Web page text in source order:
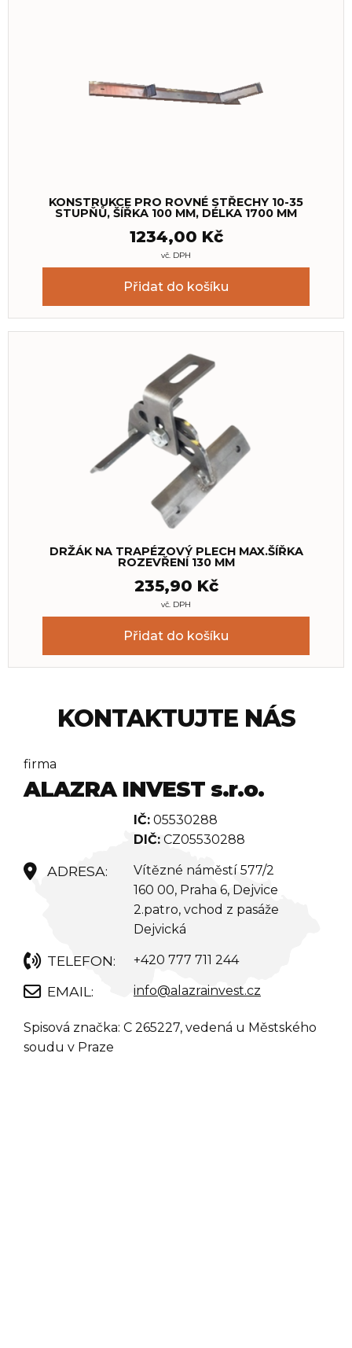
KONSTRUKCE PRO ROVNÉ STŘECHY 10-35
STUPŇŮ, ŠÍŘKA 100 MM, DÉLKA 1700 MM
1234,00 Kč
vč. DPH
Přidat do košíku
DRŽÁK NA TRAPÉZOVÝ PLECH MAX.ŠÍŘKA
ROZEVŘENÍ 130 MM
235,90 Kč
vč. DPH
Přidat do košíku
KONTAKTUJTE NÁS
firma
ALAZRA INVEST s.r.o.
IČ: 05530288
DIČ: CZ05530288
Vítězné náměstí 577/2
160 00, Praha 6, Dejvice
2.patro, vchod z pasáže
Dejvická
+420 777 711 244
info@alazrainvest.cz
Spisová značka: C 265227, vedená u Městského
soudu v Praze